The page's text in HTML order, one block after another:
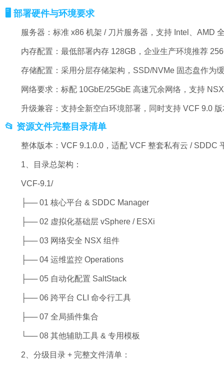
🖥️ 部署硬件与环境要求
服务器：标准 x86 机架 / 刀片服务器，支持 Intel、AMD
内存配置：最低部署内存 128GB，企业生产环境推荐
存储配置：采用分层存储架构，SSD/NVMe 固态盘作为
网络要求：标配 10GbE/25GbE 高速冗余网络，支持
升级兼容：支持全新空白环境部署，同时支持 VCF 9.0
📂 资源文件完整目录清单
整体版本：VCF 9.1.0.0，适配 VCF 整套私有云 / SDDC
1、目录总架构：
VCF-9.1/
├── 01 核心平台 & SDDC Manager
├── 02 虚拟化基础层 vSphere / ESXi
├── 03 网络安全 NSX 组件
├── 04 运维监控 Operations
├── 05 自动化配置 SaltStack
├── 06 跨平台 CLI 命令行工具
├── 07 全局插件集合
└── 08 其他辅助工具 & 专用模板
2、分级目录 + 完整文件清单：